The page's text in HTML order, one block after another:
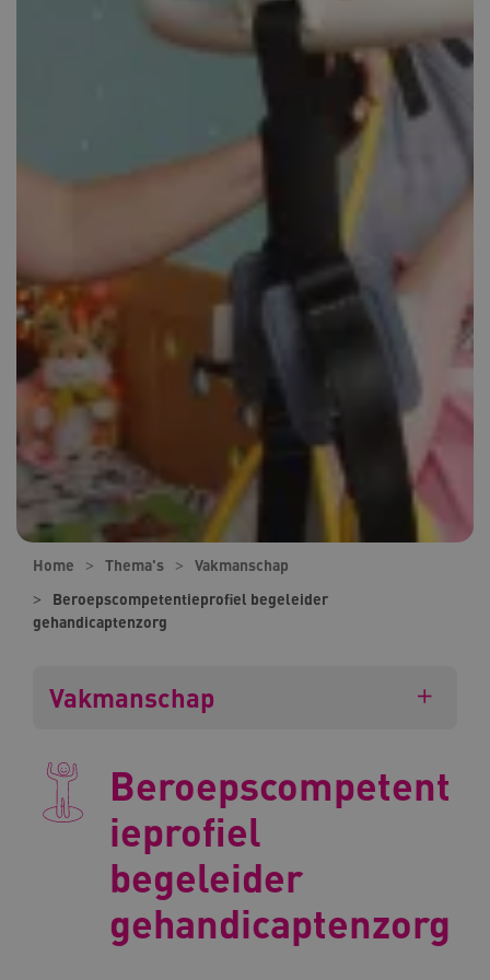
Home Thema's
Vakmanschap
Beroepscompetentieprofiel begeleider
gehandicaptenzorg
Vakmanschap
Beroepscompetent
ieprofiel
begeleider
gehandicaptenzorg